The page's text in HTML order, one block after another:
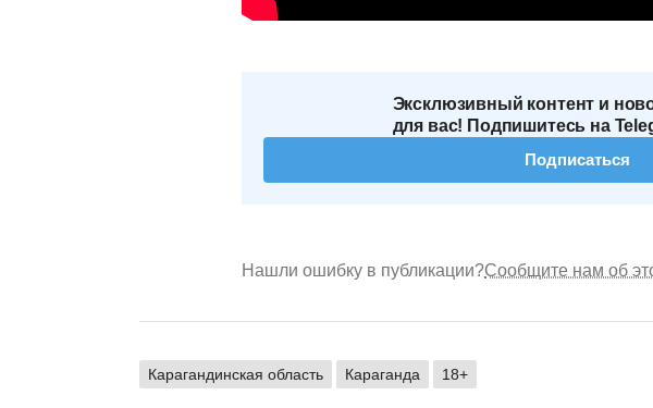
Эксклюзивный контент и
для вас! Подпишитесь на
Подписаться
Нашли ошибку в публикации?Сообщите нам об
Карагандинская область Караганда 18+